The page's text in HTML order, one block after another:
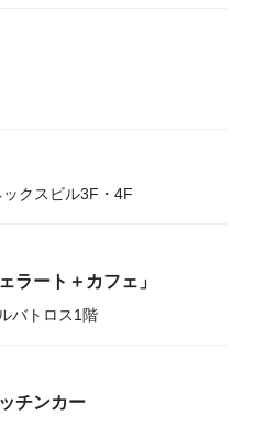
クスビル3F・4F
ラート＋カフェ」
バトロス1階
チンカー